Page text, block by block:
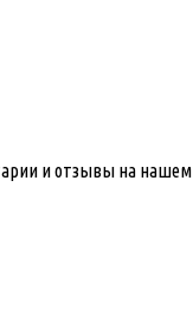
и отзывы на нашем